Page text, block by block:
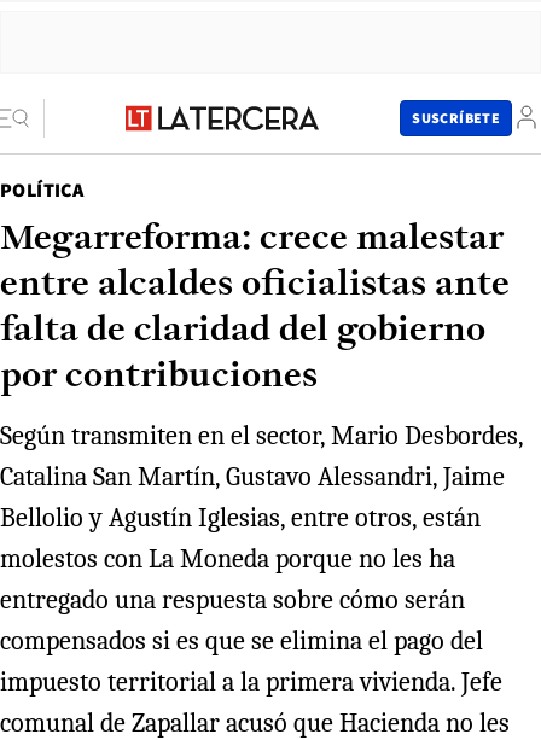
SUSCRÍBETE
POLÍTICA
Megarreforma: crece malestar
entre alcaldes oficialistas ante
falta de claridad del gobierno
por contribuciones
Según transmiten en el sector, Mario Desbordes,
Catalina San Martín, Gustavo Alessandri, Jaime
Bellolio y Agustín Iglesias, entre otros, están
molestos con La Moneda porque no les ha
entregado una respuesta sobre cómo serán
compensados si es que se elimina el pago del
impuesto territorial a la primera vivienda. Jefe
comunal de Zapallar acusó que Hacienda no les